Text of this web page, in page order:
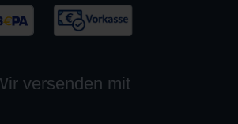
versenden mit